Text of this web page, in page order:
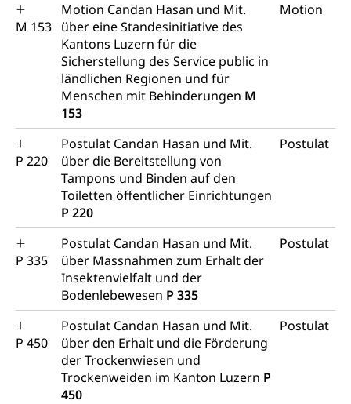
M 153
Motion Candan Hasan und Mit.
über eine Standesinitiative des
Kantons Luzern für die
Sicherstellung des Service public in
ländlichen Regionen und für
Menschen mit Behinderungen M
153
Motion
P 220
Postulat Candan Hasan und Mit.
über die Bereitstellung von
Tampons und Binden auf den
Toiletten öffentlicher Einrichtungen
P 220
Postulat
P 335
Postulat Candan Hasan und Mit.
über Massnahmen zum Erhalt der
Insektenvielfalt und der
Bodenlebewesen P 335
Postulat
P 450
Postulat Candan Hasan und Mit.
über den Erhalt und die Förderung
der Trockenwiesen und
Trockenweiden im Kanton Luzern P
450
Postulat